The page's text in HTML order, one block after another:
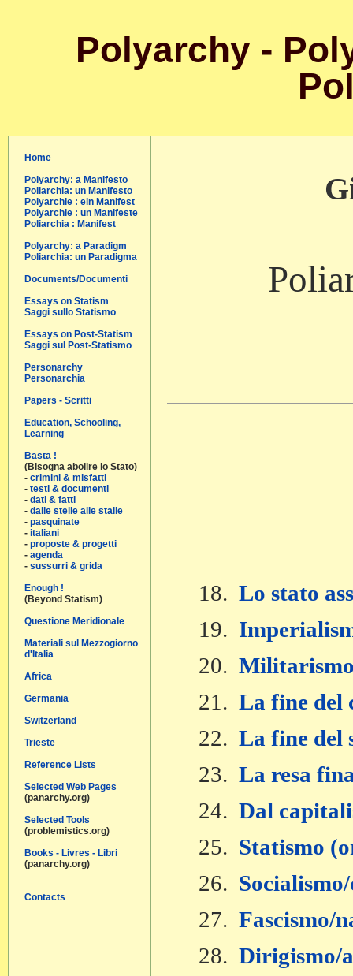
Polyarchy -
Home
Polyarchy: a Manifesto
Poliarchia: un Manifesto
Polyarchie : ein Manifest
Polyarchie : un Manifeste
Poliarchia : Manifest
Polyarchy: a Paradigm
Poliarchia: un Paradigma
Documents/Documenti
Essays on Statism
Saggi sullo Statismo
Essays on Post-Statism
Saggi sul Post-Statismo
Personarchy
Personarchia
Papers - Scritti
Education, Schooling,
Learning
Basta !
(Bisogna abolire lo Stato)
- crimini & misfatti
- testi & documenti
- dati & fatti
- dalle stelle alle stalle
- pasquinate
- italiani
- proposte & progetti
- agenda
- sussurri & grida
Enough !
(Beyond Statism)
Questione Meridionale
Materiali sul Mezzogiorno
d'Italia
Africa
Germania
Switzerland
Trieste
Reference Lists
Selected Web Pages
(panarchy.org)
Selected Tools
(problemistics.org)
Books - Livres - Libri
(panarchy.org)
Contacts
18. Lo stato
19.
20.
21. La fine del
22. La fine del
23. La resa
24. Dal
25. Statismo
26.
27. Fascismo/
28. Dirigismo/